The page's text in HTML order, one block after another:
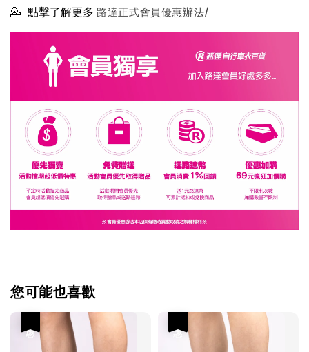
💁 點擊了解更多 路達正式會員優惠辦法/
您可能也喜歡